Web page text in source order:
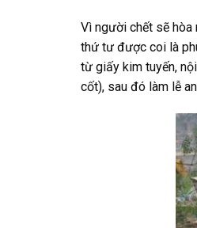
Vì người chết sẽ hòa
thứ tư được coi là
từ giấy kim tuyến,
cốt), sau đó làm lễ